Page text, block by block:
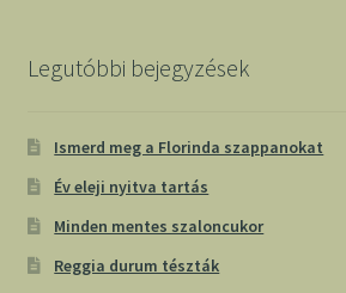
Legutóbbi bejegyzések
Ismerd meg a Florinda szappanokat
Év eleji nyitva tartás
Minden mentes szaloncukor
Reggia durum tészták